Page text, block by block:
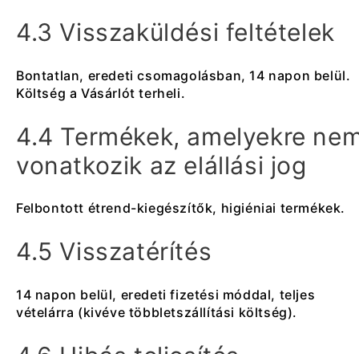
4.3 Visszaküldési feltételek
Bontatlan, eredeti csomagolásban, 14 napon belül.
Költség a Vásárlót terheli.
4.4 Termékek, amelyekre
vonatkozik az elállási jog
Felbontott étrend-kiegészítők, higiéniai termékek.
4.5 Visszatérítés
14 napon belül, eredeti fizetési móddal, teljes
vételárra (kivéve többletszállítási költség).